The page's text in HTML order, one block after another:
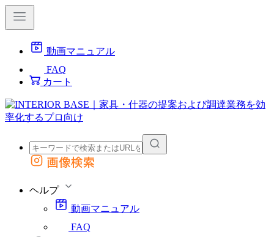
動画マニュアル
FAQ
カート
外部サイトの商品をカートに追加
画像検索
ヘルプ
動画マニュアル
FAQ